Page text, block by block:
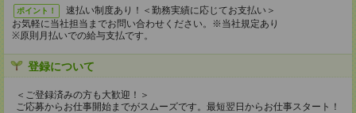
ポイント！
速払い制度あり！＜勤務実績に応じてお支払い＞
お気軽に当社担当までお問い合わせください。※当社規定あり
※原則月払いでの給与支払です。
登録について
＜ご登録済みの方も大歓迎！＞
ご応募からお仕事開始までがスムーズです。最短翌日からお仕事スタート！